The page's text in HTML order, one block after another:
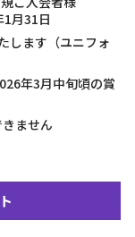
月31日
します（ユニフォ
年3月中旬頃の賞
ません